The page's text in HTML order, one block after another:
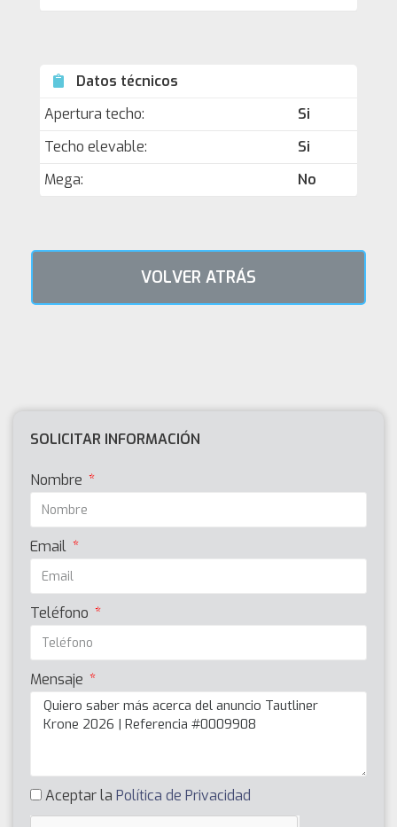
Datos técnicos
Apertura techo:
Si
Techo elevable:
Si
Mega:
No
VOLVER ATRÁS
SOLICITAR INFORMACIÓN
Nombre
Email
Teléfono
Mensaje
Aceptar la Política de Privacidad